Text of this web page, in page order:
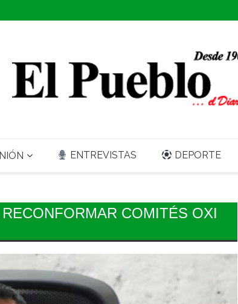
ENTREVISTAS DEPORTE
COMITÉS OXI